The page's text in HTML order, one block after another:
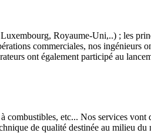
Royaume-Uni,..) ; les
commerciales, nos ingénieurs
ont également participé au
etc... Nos services vont
de qualité destinée au milieu du